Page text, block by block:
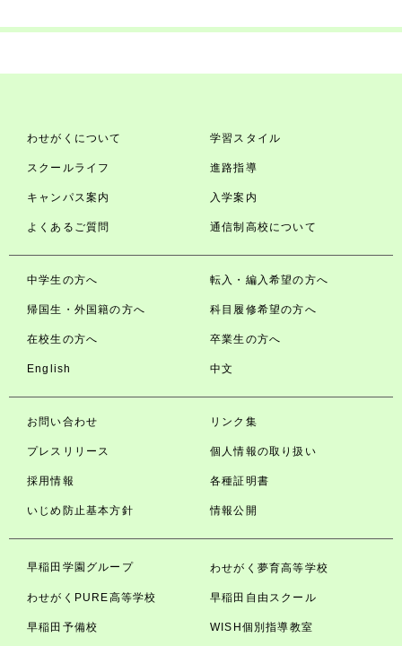
わせがくについて 学習スタイル
スクールライフ 進路指導
キャンパス案内 入学案内
よくあるご質問 通信制高校について
中学生の方へ 転入・編入希望の方へ
帰国生・外国籍の方へ 科目履修希望の方へ
在校生の方へ 卒業生の方へ
English 中文
お問い合わせ リンク集
プレスリリース 個人情報の取り扱い
採用情報 各種証明書
いじめ防止基本方針 情報公開
早稲田学園グループ わせがく夢育高等学校
わせがくPURE高等学校 早稲田自由スクール
早稲田予備校 WISH個別指導教室